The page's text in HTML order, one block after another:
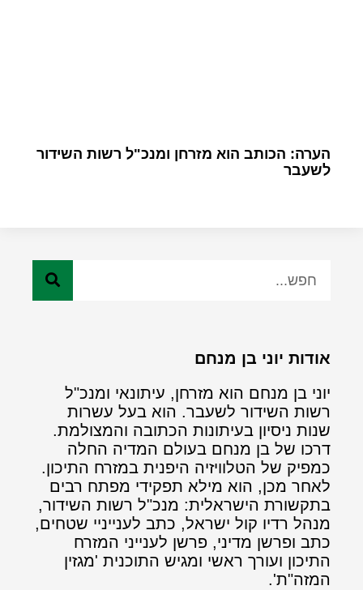
הערה: הכותב הוא מזרחן ומנכ"ל רשות השידור
לשעבר
אודות יוני בן מנחם
יוני בן מנחם הוא מזרחן, עיתונאי ומנכ"ל
רשות השידור לשעבר. הוא בעל עשרות
שנות ניסיון בעיתונות הכתובה והמצולמת.
דרכו של בן מנחם בעולם המדיה החלה
כמפיק של הטלוויזיה היפנית במזרח התיכון.
לאחר מכן, הוא מילא תפקידי מפתח רבים
בתקשורת הישראלית: מנכ"ל רשות השידור,
מנהל רדיו קול ישראל, כתב לענייניי שטחים,
כתב ופרשן מדיני, פרשן לענייני המזרח
התיכון ועורך ראשי ומגיש התוכנית 'מגזין
המזה"ת'.